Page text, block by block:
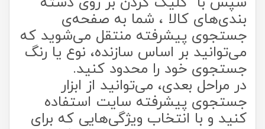
بندی‏‏‌های کالا ، شما به صفحه‌ی
جستجوی پیشرفته منتقل می‌شوید که
می‌‏‏توانید بر اساس سازنده، نوع یا رنگ
جستجوی خود را محدود کنید.
در مراحل بعدی، می‌‏‏توانید از ابزار
جستجوی پیشرفته سایت استفاده
کنید و با انتخاب ویژگی‌‏‏هایی که برای